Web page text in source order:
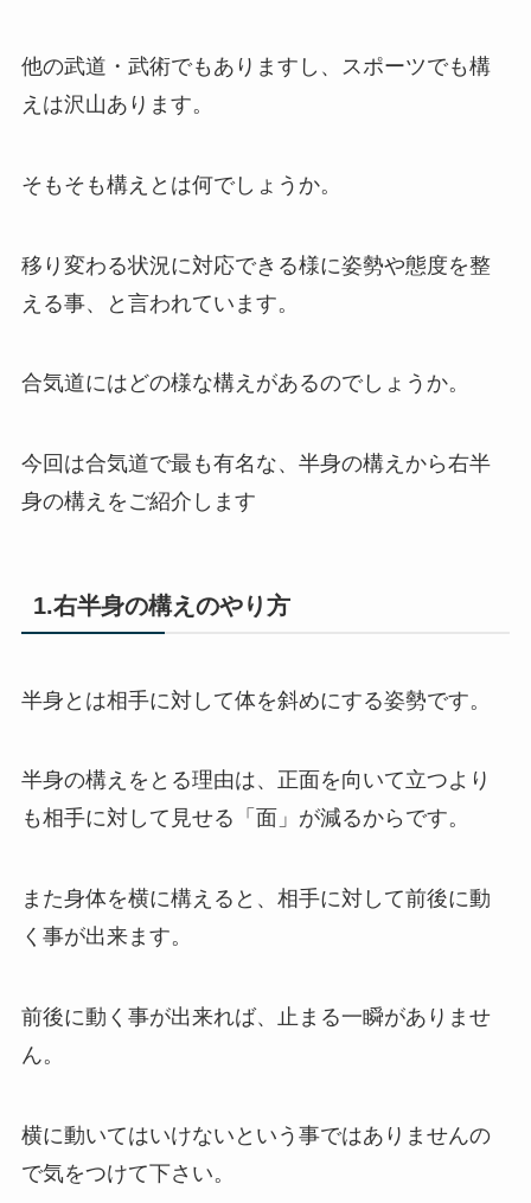
他の武道・武術でもありますし、スポーツでも構
えは沢山あります。
そもそも構えとは何でしょうか。
移り変わる状況に対応できる様に姿勢や態度を整
える事、と言われています。
合気道にはどの様な構えがあるのでしょうか。
今回は合気道で最も有名な、半身の構えから右半
身の構えをご紹介します
1.右半身の構えのやり方
半身とは相手に対して体を斜めにする姿勢です。
半身の構えをとる理由は、正面を向いて立つより
も相手に対して見せる「面」が減るからです。
また身体を横に構えると、相手に対して前後に動
く事が出来ます。
前後に動く事が出来れば、止まる一瞬がありませ
ん。
横に動いてはいけないという事ではありませんの
で気をつけて下さい。